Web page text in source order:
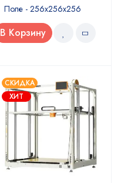
Поле - 256x256x256
В Корзину
СКИДКА
ХИТ